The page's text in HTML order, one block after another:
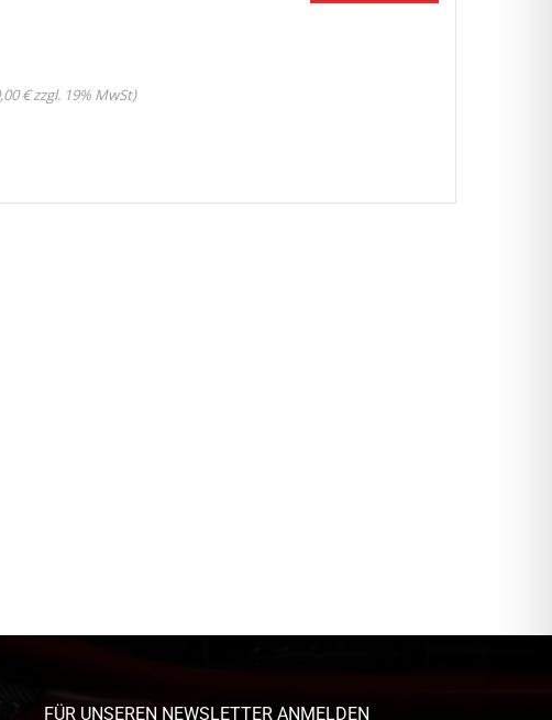
€ zzgl. 19% MwSt)
FÜR UNSEREN NEWSLETTER ANMELDEN